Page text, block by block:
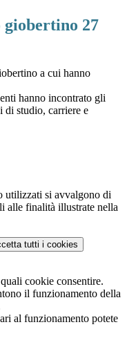
giobertino 27
a cui hanno
hanno incontrato gli
di studio, carriere e
utilizzati si avvalgono di
alle finalità illustrate nella
tutti i cookies
cookie consentire.
il funzionamento della
al funzionamento potete